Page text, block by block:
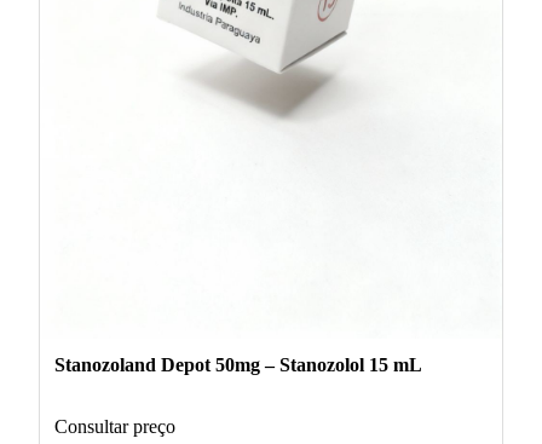
Stanozoland Depot 50mg – Stanozolol 15 mL
Consultar preço